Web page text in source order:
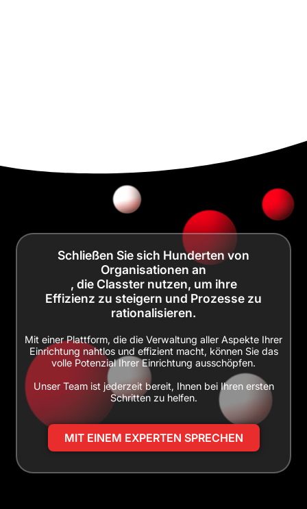
Schließen Sie sich Hunderten von
Organisationen an
, die Classter nutzen, um ihre
Effizienz zu steigern und Prozesse zu
rationalisieren.
Mit einer Plattform, die die Verwaltung aller Aspekte Ihrer
Einrichtung nahtlos und effizient macht, können Sie das
volle Potenzial Ihrer Einrichtung ausschöpfen.
Unser Team ist jederzeit bereit, Ihnen bei Ihren ersten
Schritten zu helfen.
MIT EINEM EXPERTEN SPRECHEN